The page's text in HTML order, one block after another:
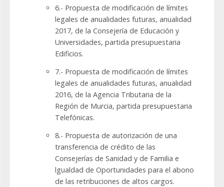
6.- Propuesta de modificación de límites
legales de anualidades futuras, anualidad
2017, de la Consejería de Educación y
Universidades, partida presupuestaria
Edificios.
7.- Propuesta de modificación de límites
legales de anualidades futuras, anualidad
2016, de la Agencia Tributaria de la
Región de Murcia, partida presupuestaria
Telefónicas.
8.- Propuesta de autorización de una
transferencia de crédito de las
Consejerías de Sanidad y de Familia e
lgualdad de Oportunidades para el abono
de las retribuciones de altos cargos.